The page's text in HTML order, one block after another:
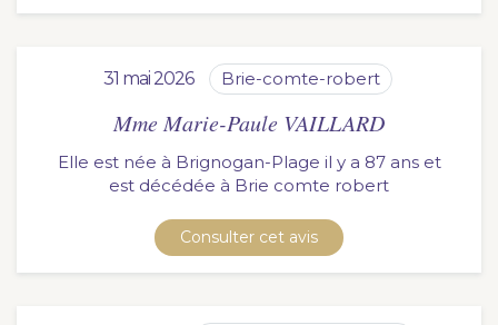
31 mai 2026 brie-comte-robert
Mme Marie-Paule VAILLARD
Elle est née à Brignogan-Plage il y a 87 ans et
est décédée à
brie comte robert
Consulter cet avis